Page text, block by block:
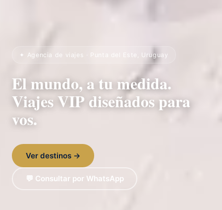
✦ Agencia de viajes · Punta del Este, Uruguay
El mundo, a tu medida.
Viajes VIP diseñados para
vos.
Ver destinos →
💬 Consultar por WhatsApp